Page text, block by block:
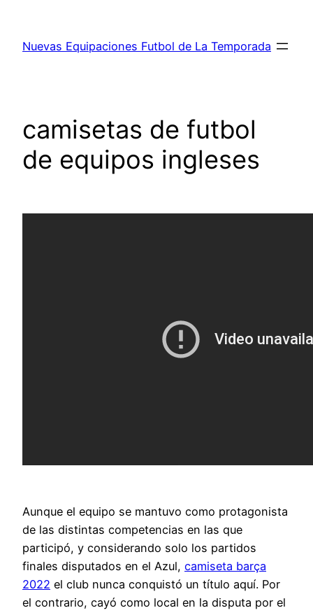
contenido
Nuevas Equipaciones Futbol de La Temporada
camisetas de futbol
de equipos ingleses
Aunque el equipo se mantuvo como protagonista
de las distintas competencias en las que
participó, y considerando solo los partidos
finales disputados en el Azul, camiseta barça
2022 el club nunca conquistó un título aquí. Por
el contrario, cayó como local en la disputa por el